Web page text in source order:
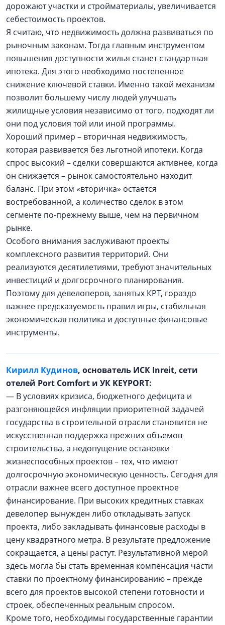
дорожают участки и стройматериалы, увеличивается
себестоимость проектов.
Я считаю, что недвижимость должна развиваться по
рыночным законам. Тогда главным инструментом
повышения доступности жилья станет стандартная
ипотека. Для этого необходимо постепенное
снижение ключевой ставки. Именно такой механизм
позволит большему числу людей улучшать
жилищные условия независимо от того, подходят ли
они под условия той или иной программы.
Хороший пример – вторичная недвижимость,
которая развивается без льготной ипотеки. Когда
спрос высокий – сделки совершаются активнее, когда
он снижается – рынок самостоятельно находит
баланс. При этом «вторичка» остается
востребованной, а количество сделок в этом
сегменте по-прежнему выше, чем на первичном
рынке.
Особого внимания заслуживают проекты
комплексного развития территорий. Они
реализуются десятилетиями, требуют значительных
инвестиций и долгосрочного планирования.
Поэтому для девелоперов, занятых КРТ, гораздо
важнее предсказуемость правил игры, стабильная
экономическая политика и доступные финансовые
инструменты.
Кирилл Кудинов, основатель ИСК Inreit, сети
отелей Port Comfort и УК KEYPORT:
— В условиях кризиса, бюджетного дефицита и
разгоняющейся инфляции приоритетной задачей
государства в строительной отрасли становится не
искусственная поддержка прежних объемов
строительства, а недопущение остановки
жизнеспособных проектов – тех, что имеют
долгосрочную экономическую ценность. Сегодня для
отрасли важнее всего доступное проектное
финансирование. При высоких кредитных ставках
девелопер вынужден либо откладывать запуск
проекта, либо закладывать финансовые расходы в
цену квадратного метра. В результате предложение
сокращается, а цены растут. Результативной мерой
здесь могла бы стать временная компенсация части
ставки по проектному финансированию – прежде
всего для проектов высокой степени готовности и
строек, обеспеченных реальным спросом.
Кроме того, необходимы государственные гарантии